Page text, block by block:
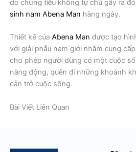
do chứng tiểu không tự chủ gây ra
sinh nam Abena Man hằng ngày.
Thiết kế của Abena Man được tạo
với giải phẫu nam giới nhằm cung
cho phép người dùng có một cuộc
năng động, quên đi những khoảnh
cản trở cuộc sống.
Bài Viết Liên Quan